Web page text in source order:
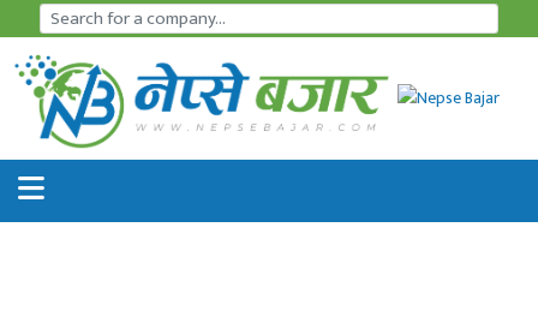
समाचार
अर्थतन्त्र